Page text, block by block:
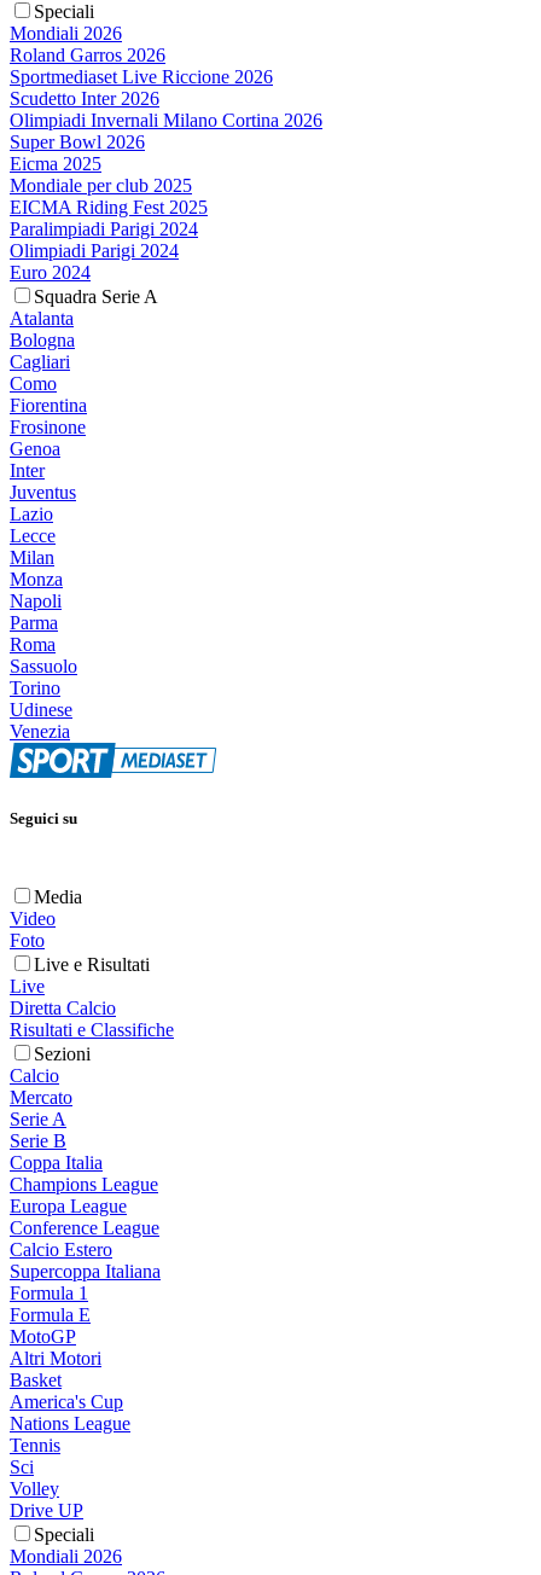
Speciali
Mondiali 2026
Roland Garros 2026
Sportmediaset Live Riccione 2026
Scudetto Inter 2026
Olimpiadi Invernali Milano Cortina 2026
Super Bowl 2026
Eicma 2025
Mondiale per club 2025
EICMA Riding Fest 2025
Paralimpiadi Parigi 2024
Olimpiadi Parigi 2024
Euro 2024
Squadra Serie A
Atalanta
Bologna
Cagliari
Como
Fiorentina
Frosinone
Genoa
Inter
Juventus
Lazio
Lecce
Milan
Monza
Napoli
Parma
Roma
Sassuolo
Torino
Udinese
Venezia
Seguici su
Media
Video
Foto
Live e Risultati
Live
Diretta Calcio
Risultati e Classifiche
Sezioni
Calcio
Mercato
Serie A
Serie B
Coppa Italia
Champions League
Europa League
Conference League
Calcio Estero
Supercoppa Italiana
Formula 1
Formula E
MotoGP
Altri Motori
Basket
America's Cup
Nations League
Tennis
Sci
Volley
Drive UP
Speciali
Mondiali 2026